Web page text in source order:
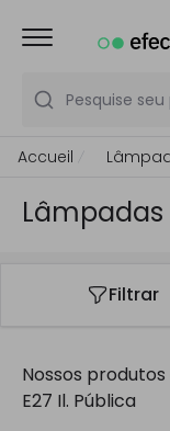
Pesquise
Accueil
Lâmpadas
Filtrar
Nossos
E27 Il. Pública